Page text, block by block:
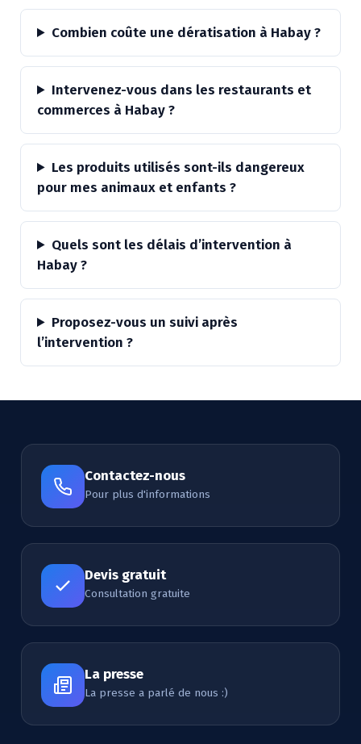
Combien coûte une dératisation à Habay ?
Intervenez-vous dans les restaurants et
commerces à Habay ?
Les produits utilisés sont-ils dangereux
pour mes animaux et enfants ?
Quels sont les délais d’intervention à
Habay ?
Proposez-vous un suivi après
l’intervention ?
Contactez-nous
Pour plus d'informations
Devis gratuit
Consultation gratuite
La presse
La presse a parlé de nous :)